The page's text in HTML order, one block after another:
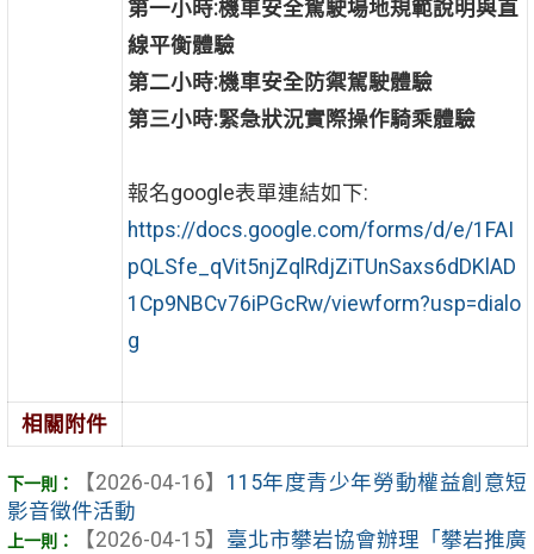
第一小時:機車安全駕駛場地規範說明與直
線平衡體驗
第二小時:機車安全防禦駕駛體驗
第三小時:緊急狀況實際操作騎乘體驗
報名google表單連結如下:
https://docs.google.com/forms/d/e/1FAI
pQLSfe_qVit5njZqlRdjZiTUnSaxs6dDKlAD
1Cp9NBCv76iPGcRw/viewform?usp=dialo
g
相關附件
【2026-04-16】 115年度青少年勞動權益創意短
影音徵件活動
【2026-04-15】 臺北市攀岩協會辦理「攀岩推廣